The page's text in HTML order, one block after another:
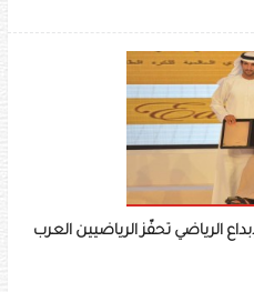
الرياضي تحفّز الرياضيين العرب